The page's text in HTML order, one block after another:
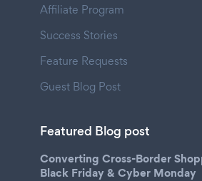
Affiliate Program
Success Stories
Feature Requests
Guest Blog Post
Featured Blog post
Converting Cross-Border
Black Friday & Cyber Monday